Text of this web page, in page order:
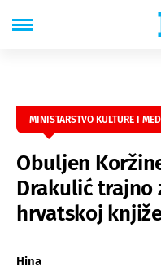
MINISTARSTVO KULTURE I
Obuljen
Drakulić trajno
hrvatskoj
Hina